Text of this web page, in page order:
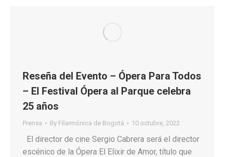
Reseña del Evento – Ópera Para Todos
– El Festival Ópera al Parque celebra
25 años
Prensa By Filarmónica de Bogotá 10 octubre, 2022
El director de cine Sergio Cabrera será el director
escénico de la Ópera El Elixir de Amor, título que